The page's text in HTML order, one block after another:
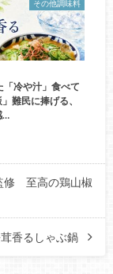
その他調味料
「冷や汁」食べて
難民に捧げる、
…
修 至高の鶏山椒
香るしゃぶ鍋